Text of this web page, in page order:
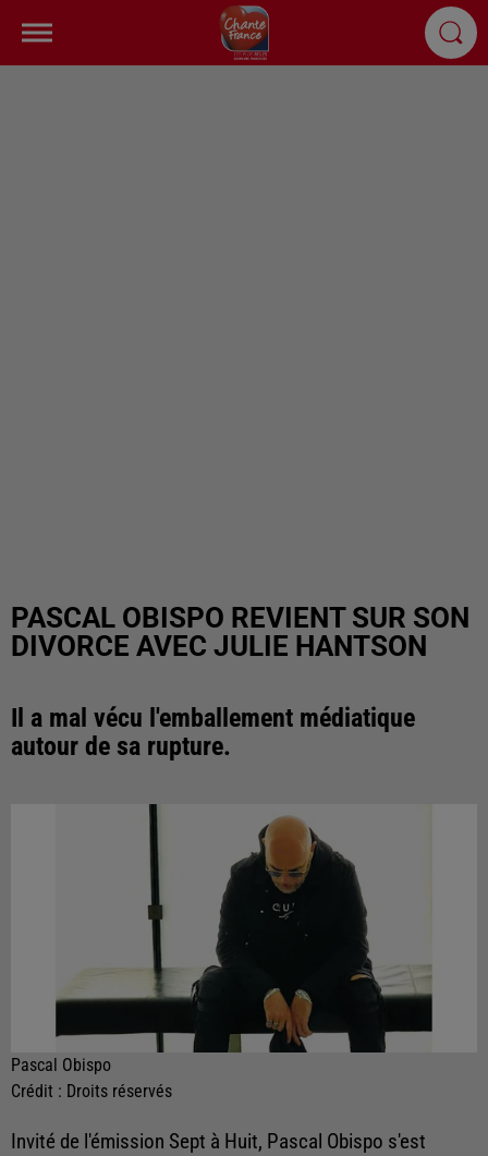
PASCAL OBISPO REVIENT SUR SON
DIVORCE AVEC JULIE HANTSON
Il a mal vécu l'emballement médiatique
autour de sa rupture.
Pascal Obispo
Crédit : Droits réservés
Invité de l'émission Sept à Huit, Pascal Obispo s'est